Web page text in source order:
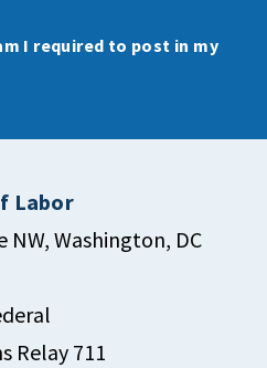
I required to post in my
Labor
NW, Washington, DC
Relay 711